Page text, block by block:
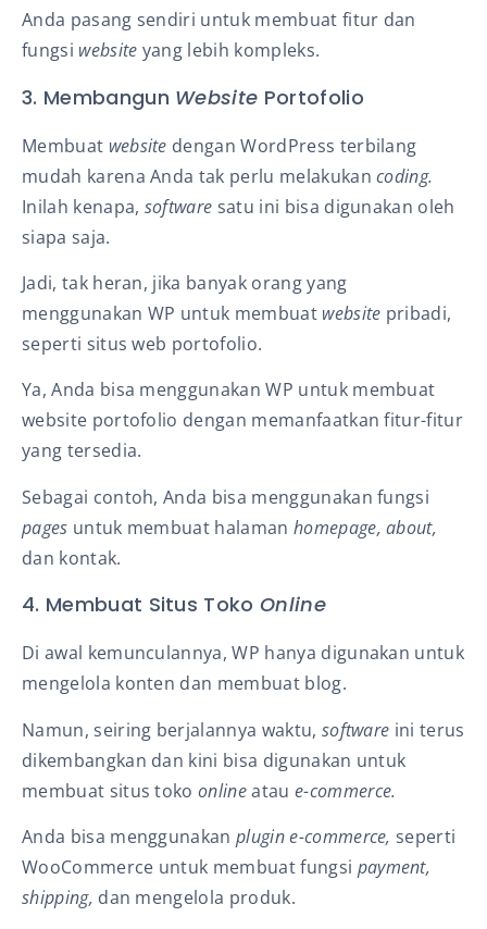
Anda pasang sendiri untuk membuat fitur dan
fungsi website yang lebih kompleks.
3. Membangun Website Portofolio
Membuat website dengan WordPress terbilang
mudah karena Anda tak perlu melakukancoding.
Inilah kenapa, software satu ini bisa digunakan oleh
siapa saja.
Jadi, tak heran, jika banyak orang yang
menggunakan WP untuk membuat website pribadi,
seperti situs web portofolio.
Ya, Anda bisa menggunakan WP untuk membuat
website portofolio dengan memanfaatkan fitur-fitur
yang tersedia.
Sebagai contoh, Anda bisa menggunakan fungsi
pages untuk membuat halaman homepage, about,
dan kontak.
4. Membuat Situs Toko Online
Di awal kemunculannya, WP hanya digunakan untuk
mengelola konten dan membuat blog.
Namun, seiring berjalannya waktu, software ini terus
dikembangkan dan kini bisa digunakan untuk
membuat situs tokoonlineatau e-commerce.
Anda bisa menggunakanplugin e-commerce,seperti
WooCommerce untuk membuat fungsi payment,
shipping, dan mengelola produk.